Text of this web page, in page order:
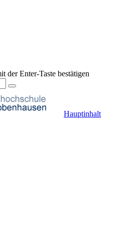
der Enter-Taste bestätigen
Hauptinhalt